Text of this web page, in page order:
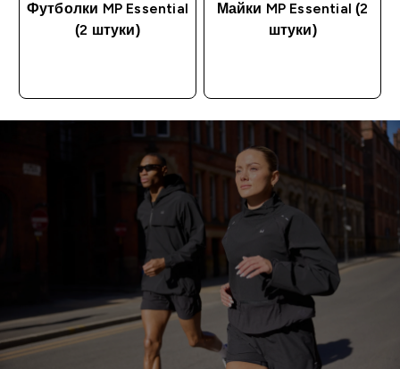
Футболки MP Essential
(2 штуки)
Майки MP Essential (2
штуки)